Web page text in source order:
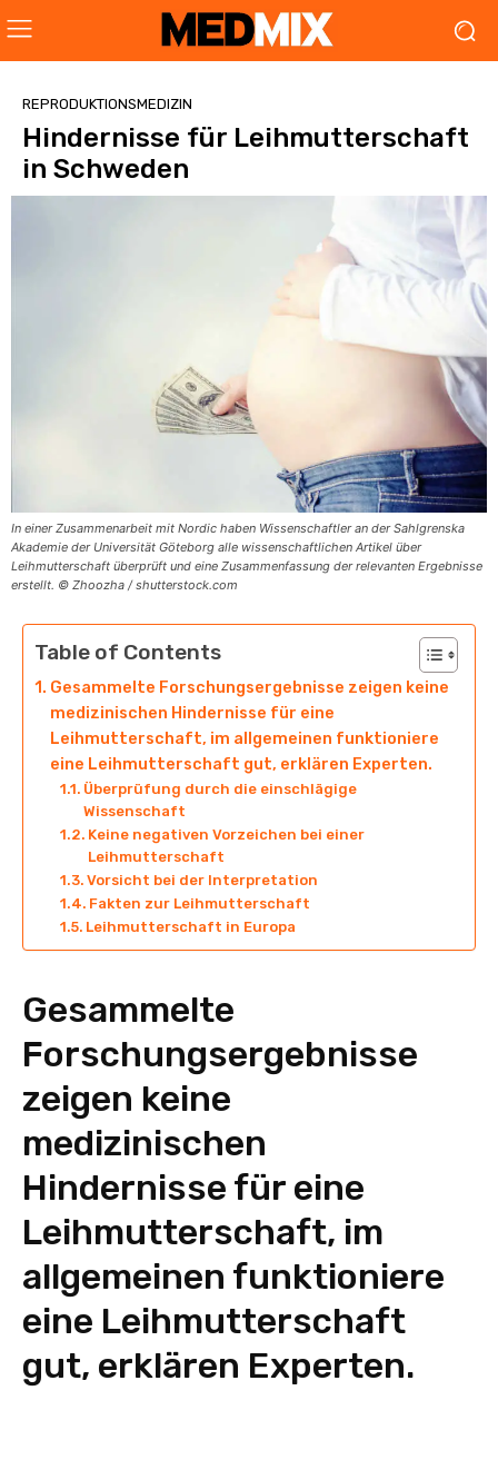
REPRODUKTIONSMEDIZIN
Hindernisse für Leihmutterschaft
in Schweden
In einer Zusammenarbeit mit Nordic haben Wissenschaftler an der Sahlgrenska
Akademie der Universität Göteborg alle wissenschaftlichen Artikel über
Leihmutterschaft überprüft und eine Zusammenfassung der relevanten Ergebnisse
erstellt. © Zhoozha / shutterstock.com
Table of Contents
Gesammelte Forschungsergebnisse zeigen keine
medizinischen Hindernisse für eine
Leihmutterschaft, im allgemeinen funktioniere
eine Leihmutterschaft gut, erklären Experten.
Überprüfung durch die einschlägige
Wissenschaft
Keine negativen Vorzeichen bei einer
Leihmutterschaft
Vorsicht bei der Interpretation
Fakten zur Leihmutterschaft
Leihmutterschaft in Europa
Gesammelte
Forschungsergebnisse
zeigen keine
medizinischen
Hindernisse für eine
Leihmutterschaft, im
allgemeinen funktioniere
eine Leihmutterschaft
gut, erklären Experten.